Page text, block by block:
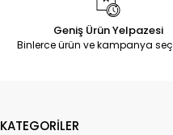
Geniş Ürün Yelpazesi
Binlerce ürün ve kampanya
KATEGORİLER